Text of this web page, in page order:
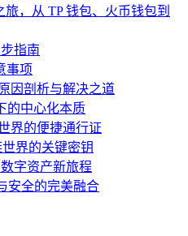
，从 TP 钱包、火币钱包到
指南
事项
因剖析与解决之道
的中心化本质
界的便捷通行证
界的关键密钥
字资产新旅程
安全的完美融合